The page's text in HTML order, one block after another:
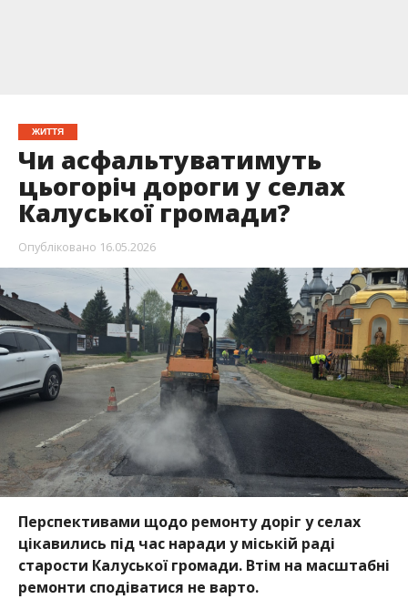
ЖИТТЯ
Чи асфальтуватимуть
цьогоріч дороги у селах
Калуської громади?
Опубліковано 16.05.2026
Перспективами щодо ремонту доріг у селах
цікавились під час наради у міській раді
старости Калуської громади. Втім на масштабні
ремонти сподіватися не варто.